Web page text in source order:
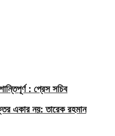
: প্রেস সচিব
একার নয়: তারেক রহমান